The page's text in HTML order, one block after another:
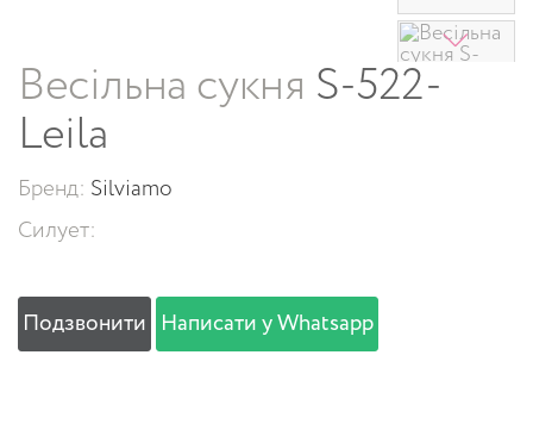
Весільна сукня S-522-
Leila
Бренд: Silviamo
Силует:
Подзвонити Написати у Whatsapp